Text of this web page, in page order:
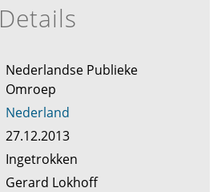
Details
Nederlandse Publieke
Omroep
Nederland
27.12.2013
Ingetrokken
Gerard Lokhoff